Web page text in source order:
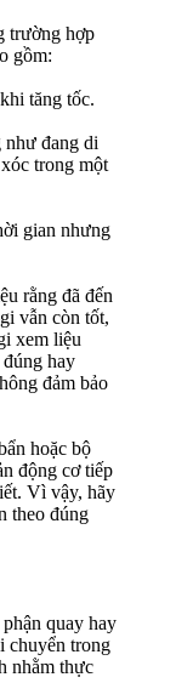
trường hợp
gồm:
tăng tốc.
như đang di
trong một
gian nhưng
rằng đã đến
vẫn còn tốt,
xem liệu
hay
đảm bảo
hoặc bộ
động cơ tiếp
Vì vậy, hãy
theo đúng
quay hay
chuyển trong
nhằm thực